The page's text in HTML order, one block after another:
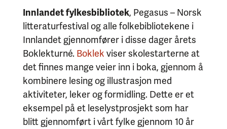
Innlandet fylkesbibliotek, Pegasus – Norsk
litteraturfestival og alle folkebibliotekene i
Innlandet gjennomfører i disse dager årets
Boklekturné. Boklek viser skolestarterne at
det finnes mange veier inn i boka, gjennom å
kombinere lesing og illustrasjon med
aktiviteter, leker og formidling. Dette er et
eksempel på et leselystprosjekt som har
blitt gjennomført i vårt fylke gjennom 10 år